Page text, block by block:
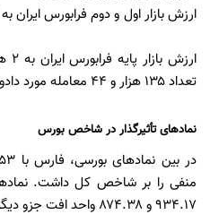
تعداد ۱۳۵ هزار و ۴۴ معامله مورد دادوستد قرار گرفت.
نمادهای تأثیرگذار در شاخص بورس
منفی را بر شاخص کل داشت.
۹۳۴.۱۷ و ۸۷۴.۳۸ واحد افت جزو دیگر نمادهای تأثیرگذار منفی بودند.